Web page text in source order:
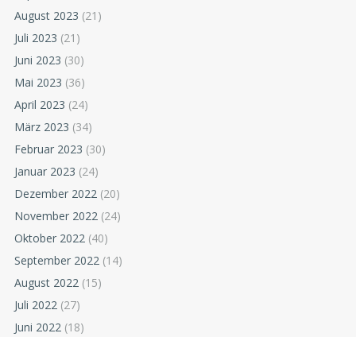
August 2023 (21)
Juli 2023 (21)
Juni 2023 (30)
Mai 2023 (36)
April 2023 (24)
März 2023 (34)
Februar 2023 (30)
Januar 2023 (24)
Dezember 2022 (20)
November 2022 (24)
Oktober 2022 (40)
September 2022 (14)
August 2022 (15)
Juli 2022 (27)
Juni 2022 (18)